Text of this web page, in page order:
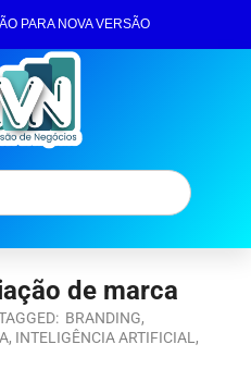
PARA NOVA VERSÃO
de marca
BRANDING,
, INTELIGÊNCIA ARTIFICIAL ,